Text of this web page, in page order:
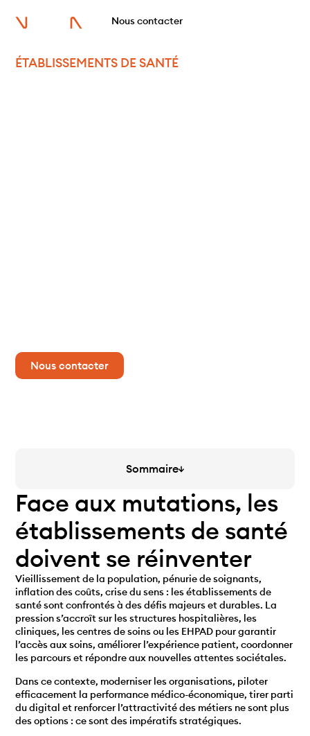
Nous contacter
ÉTABLISSEMENTS DE SANTÉ
Nous contacter
Sommaire
Face aux mutations, les
établissements de santé
doivent se réinventer
Vieillissement de la population, pénurie de soignants,
inflation des coûts, crise du sens : les établissements de
santé sont confrontés à des défis majeurs et durables. La
pression s’accroît sur les structures hospitalières, les
cliniques, les centres de soins ou les EHPAD pour garantir
l’accès aux soins, améliorer l’expérience patient, coordonner
les parcours et répondre aux nouvelles attentes sociétales.
Dans ce contexte, moderniser les organisations, piloter
efficacement la performance médico-économique, tirer parti
du digital et renforcer l’attractivité des métiers ne sont plus
des options : ce sont des impératifs stratégiques.